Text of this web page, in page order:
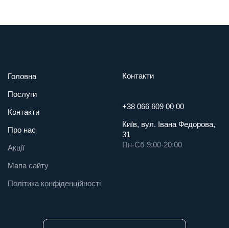
Головна
Послуги
Контакти
Про нас
Акції
Мапа сайту
Політика конфіденційності
Контакти
+38 066 609 00 00
Київ, вул. Івана Федорова,
31
Пн-Сб 9:00-20:00